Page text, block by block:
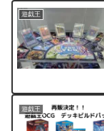
遊戯王
遊戯王